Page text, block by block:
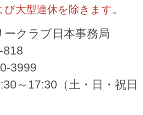
大型連休を除きます。
クラブ日本事務局
818
3999
～17:30（土・日・祝日